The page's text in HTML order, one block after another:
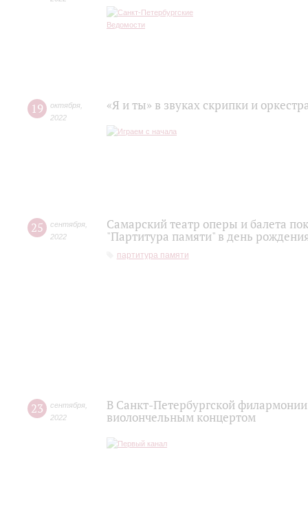
19 октября
2022
«Я и ты» в звуках скрипки и
25 сентября
2022
Самарский театр оперы и балета
"Партитура памяти" в день
партитура памяти
23 сентября
2022
В Санкт-Петербургской
виолончельным концертом